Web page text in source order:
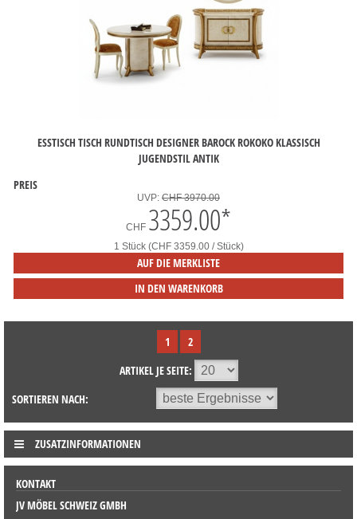
ESSTISCH TISCH RUNDTISCH DESIGNER BAROCK ROKOKO KLASSISCH
JUGENDSTIL ANTIK
PREIS
UVP: CHF 3970.00
CHF 3359.00*
1 Stück (CHF 3359.00 / Stück)
AUF DIE MERKLISTE
IN DEN WARENKORB
1
2
ARTIKEL JE SEITE:
SORTIEREN NACH:
ZUSATZINFORMATIONEN
KONTAKT
JV MÖBEL SCHWEIZ GMBH